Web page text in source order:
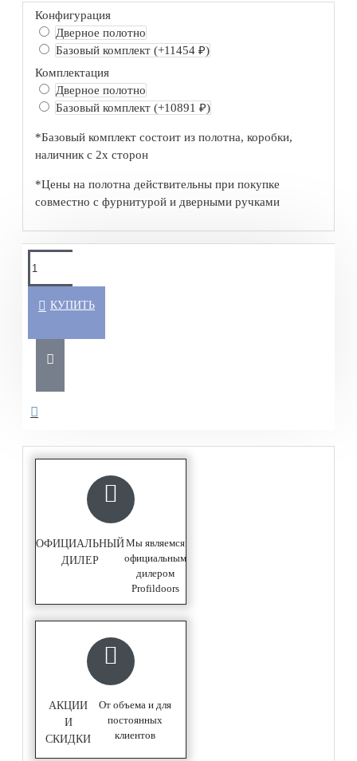
Конфигурация
Дверное полотно
Базовый комплект (+11454 ₽)
Комплектация
Дверное полотно
Базовый комплект (+10891 ₽)
*Базовый комплект состоит из полотна, коробки,
наличник с 2х сторон
*Цены на полотна действительны при покупке
совместно с фурнитурой и дверными ручками
КУПИТЬ
ОФИЦИАЛЬНЫЙ
ДИЛЕР
Мы являемся
официальным
дилером
Profildoors
АКЦИИ
И
СКИДКИ
От объема и для
постоянных
клиентов